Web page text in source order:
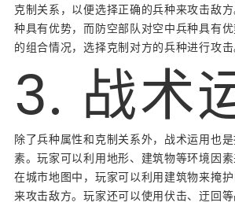
克制关系，以便选择正确的兵种来攻击敌
种具有优势，而防空部队对空中兵种具有
的组合情况，选择克制对方的兵种进行攻击
3. 战术
除了兵种属性和克制关系外，战术运用也
素。玩家可以利用地形、建筑物等环境因素
在城市地图中，玩家可以利用建筑物来掩
来攻击敌方。玩家还可以使用伏击、迂回